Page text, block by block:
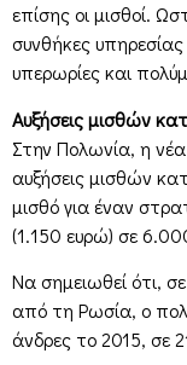
επίσης οι μισθοί.
συνθήκες υπηρεσίας
υπερωρίες και
Αυξήσεις μισθών
Στην Πολωνία, η
αυξήσεις μισθών
μισθό για έναν
(1.150 ευρώ) σε
Να σημειωθεί ότι,
από τη Ρωσία, ο
άνδρες το 2015, σε